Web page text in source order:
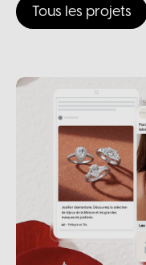
Tous les projets